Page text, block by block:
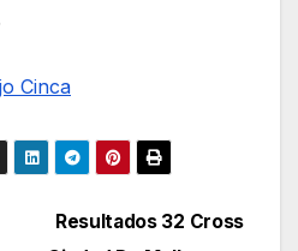
Cinca
Resultados 32 Cross